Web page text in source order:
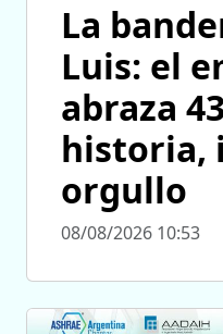
La
Luis: el
abraza
historia,
orgullo
08/08/2026 10:53